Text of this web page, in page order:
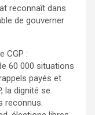
reconnaît dans
de gouverner
CGP :
60 000 situations
payés et
la dignité se
reconnus.